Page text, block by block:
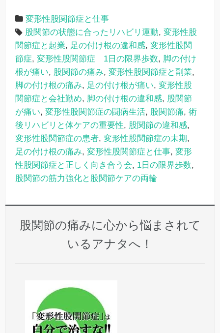
変形性股関節症と仕事
股関節の状態に合ったリハビリ運動, 変形性股
関節症と起業, 足の付け根の違和感, 変形性股関
節症, 変形性股関節症 1日の限界歩数, 脚の付け
根が痛い, 股関節の痛み, 変形性股関節症と副業,
脚の付け根の痛み, 足の付け根が痛い, 変形性股
関節症と会社勤め, 脚の付け根の違和感, 股関節
が痛い, 変形性股関節症の闘病生活, 股関節痛, 術
後リハビリと体ケアの重要性, 股関節の違和感,
変形性股関節症の患者, 変形性股関節症の末期,
足の付け根の痛み, 変形性股関節症と仕事, 変形
性股関節症と正しく向き合う会, 1日の限界歩数,
股関節の筋力強化と股関節ケアの両輪
股関節の痛みに心から悩まされて
いるアナタへ！